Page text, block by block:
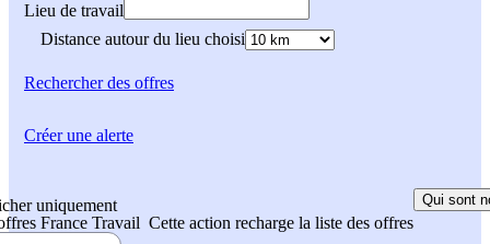
Lieu de travail
Distance autour du lieu choisi
Rechercherdes offres
uniquement
France Travail Cette action recharge la liste des offres
Qui sont
Créer une alerte